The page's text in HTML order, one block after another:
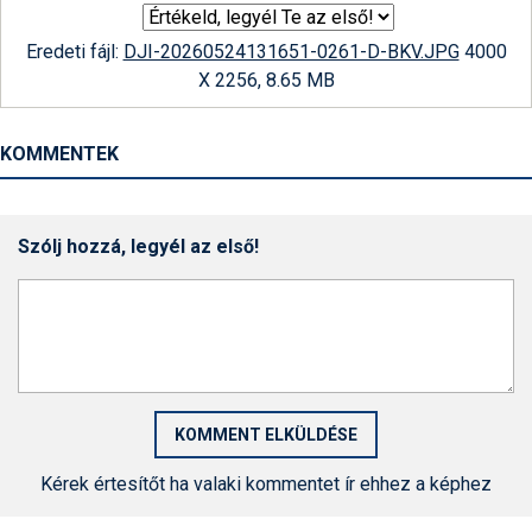
Eredeti fájl: DJI-20260524131651-0261-D-BKV.JPG4000
X 2256, 8.65 MB
KOMMENTEK
Szólj hozzá, legyél az első!
Kérek értesítőt ha valaki kommentet ír ehhez a képhez